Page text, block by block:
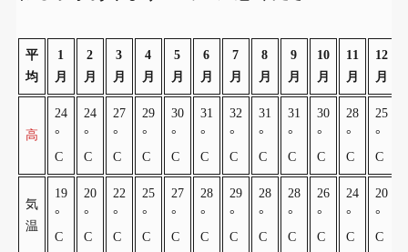
平
均
1
月
2
月
3
月
4
月
5
月
6
月
7
月
8
月
9
月
10
月
11
月
12
月
高
24
°
C
24
°
C
27
°
C
29
°
C
30
°
C
31
°
C
32
°
C
31
°
C
31
°
C
30
°
C
28
°
C
25
°
C
気
温
19
°
C
20
°
C
22
°
C
25
°
C
27
°
C
28
°
C
29
°
C
28
°
C
28
°
C
26
°
C
24
°
C
20
°
C